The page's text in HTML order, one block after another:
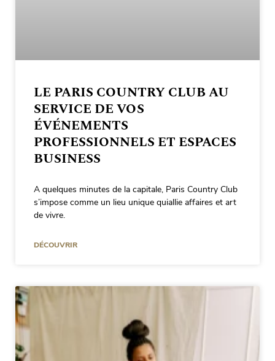
LE PARIS COUNTRY CLUB AU
SERVICE DE VOS
ÉVÉNEMENTS
PROFESSIONNELS ET ESPACES
BUSINESS
A quelques minutes de la capitale, Paris Country Club
s’impose comme un lieu unique quiallie affaires et art
de vivre.
DÉCOUVRIR